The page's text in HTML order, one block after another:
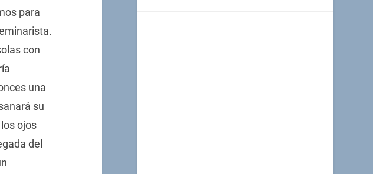
para
con
una
su
ojos
del